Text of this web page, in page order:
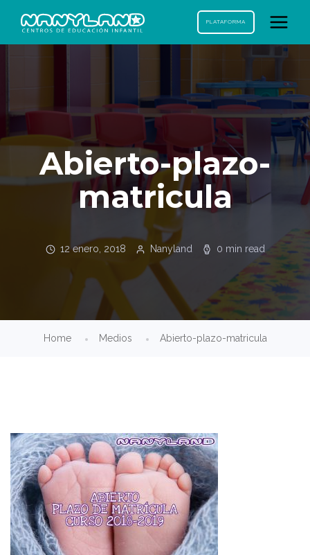
PLATAFORMA
Abierto-plazo-
matricula
12 enero, 2018 Nanyland 0 min read
Home Medios Abierto-plazo-matricula